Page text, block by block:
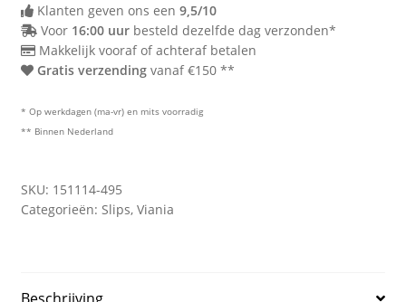
Klanten geven ons een 9,5/10
Voor 16:00 uurbesteld dezelfde dag verzonden*
Makkelijk vooraf of achteraf betalen
Gratis verzendingvanaf €150 **
* Op werkdagen (ma-vr) en mits voorradig
** Binnen Nederland
SKU: 151114-495
Categorieën: Slips, Viania